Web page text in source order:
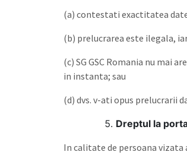
(a) contestati exactitatea
(b) prelucrarea este ilegala,
(c) SG GSC Romania nu mai
in instanta; sau
(d) dvs. v-ati opus prelucrarii
Dreptul la
In calitate de persoana